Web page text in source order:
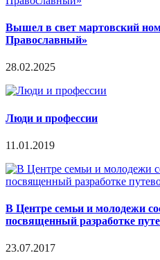
Вышел в свет мартовский
Православный»
28.02.2025
Люди и профессии
11.01.2019
В Центре семьи и молодежи
посвященный разработке
23.07.2017